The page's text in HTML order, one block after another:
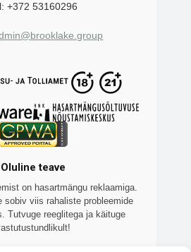
+372 53160296
Oluline teave
on hasartmängu reklaamiga.
sobiv viis rahaliste probleemide
Tutvuge reeglitega ja käituge